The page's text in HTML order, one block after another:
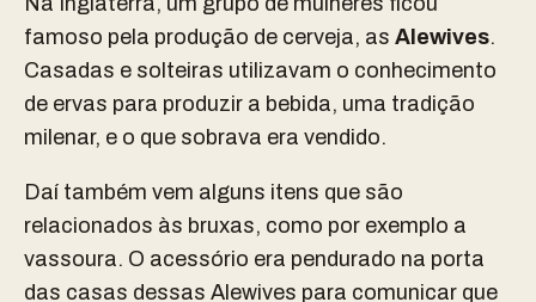
famoso pela produção de cerveja, as Alewives.
Casadas e solteiras utilizavam o conhecimento
de ervas para produzir a bebida, uma tradição
milenar, e o que sobrava era vendido.
Daí também vem alguns itens que são
relacionados às bruxas, como por exemplo a
vassoura. O acessório era pendurado na porta
das casas dessas Alewives para comunicar que